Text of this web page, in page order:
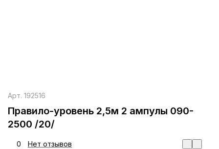
Арт. 192516
Правило-уровень 2,5м 2 ампулы 090-
2500 /20/
0 Нет отзывов